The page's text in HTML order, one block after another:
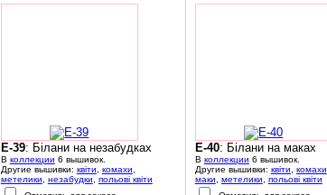
E-39: Білани на незабудках
В коллекции 6 вышивок.
Другие вышивки: квіти комахи
метелики
незабудки
польові квіти
E-40: Білани на маках
В коллекции 6 вышивок.
Другие вышивки: квіти комахи
маки
метелики
польові квіти